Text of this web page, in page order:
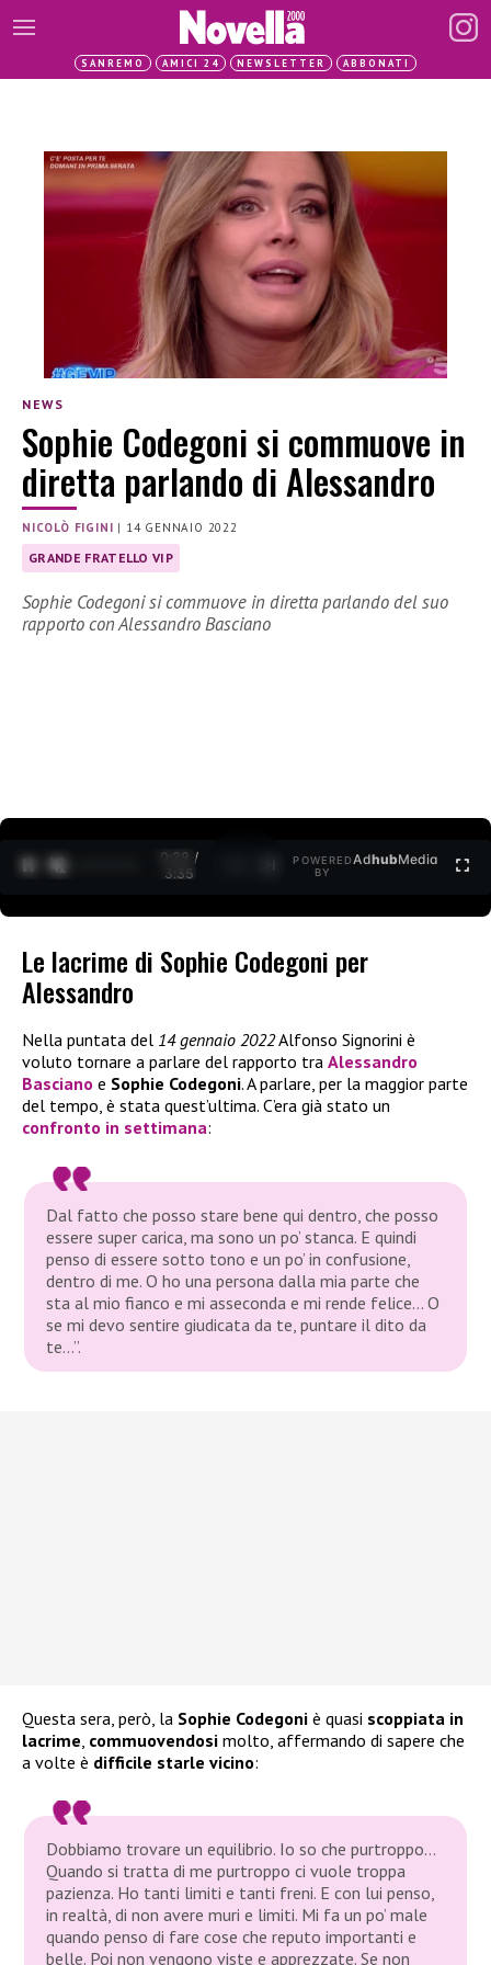
SANREMO AMICI 24 NEWSLETTER ABBONATI
NEWS
Sophie Codegoni si commuove in
diretta parlando di Alessandro
NICOLÒ FIGINI | 14 GENNAIO 2022
GRANDE FRATELLO VIP
Sophie Codegoni si commuove in diretta parlando del suo
rapporto con Alessandro Basciano
0:30 /
3:35
POWERED
BY
AdhubMedia
Le lacrime di Sophie Codegoni per
Alessandro
Nella puntata del 14 gennaio 2022Alfonso Signorini è
voluto tornare a parlare del rapporto tra Alessandro
Basciano e Sophie Codegoni. A parlare, per la maggior parte
del tempo, è stata quest’ultima. C’era già stato un
confronto in settimana:
Dal fatto che posso stare bene qui dentro, che posso
essere super carica, ma sono un po’ stanca. E quindi
penso di essere sotto tono e un po’ in confusione,
dentro di me. O ho una persona dalla mia parte che
sta al mio fianco e mi asseconda e mi rende felice… O
se mi devo sentire giudicata da te, puntare il dito da
te…”.
Questa sera, però, la Sophie Codegoni è quasi scoppiata in
lacrime commuovendosi molto, affermando di sapere che
a volte è difficile starle vicino:
Dobbiamo trovare un equilibrio. Io so che purtroppo…
Quando si tratta di me purtroppo ci vuole troppa
pazienza. Ho tanti limiti e tanti freni. E con lui penso,
in realtà, di non avere muri e limiti. Mi fa un po’ male
quando penso di fare cose che reputo importanti e
belle. Poi non vengono viste e apprezzate. Se non